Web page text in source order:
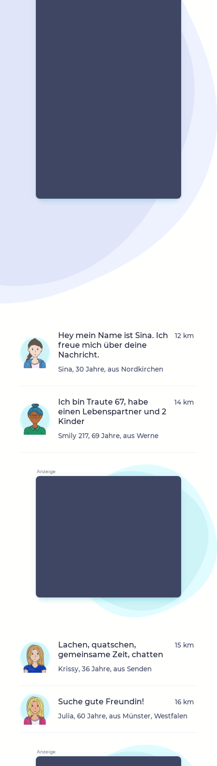
Hey mein Name ist Sina. Ich
freue mich über deine
Nachricht.
Sina, 30 Jahre, aus Nordkirchen
12 km
Ich bin Traute 67, habe
einen Lebenspartner und 2
Kinder
Smily 217, 69 Jahre, aus Werne
14 km
Lachen, quatschen,
gemeinsame Zeit, chatten
Krissy, 36 Jahre, aus Senden
15 km
Suche gute Freundin!
Julia, 60 Jahre, aus Münster, Westfalen
16 km